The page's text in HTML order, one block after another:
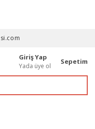
Giriş Yap
Yada üye ol
Sepetim